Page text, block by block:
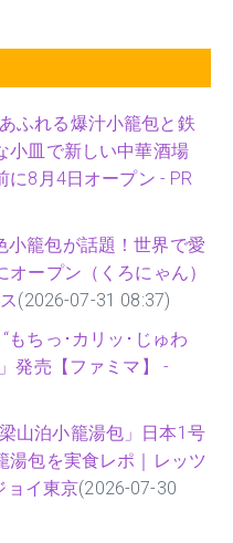
ふれる爆汁小籠包と鉄
小皿で新しい中華酒場
に8月4日オープン - PR
小籠包が話題！世界で愛
ープン（くろにゃん）
(2026-07-31 08:37)
もちっ･カリッ･じゅわ
発売【ファミマ】 -
山泊小籠湯包」日本1号
湯包を実食レポ｜レッツ
ョイ東京(2026-07-30